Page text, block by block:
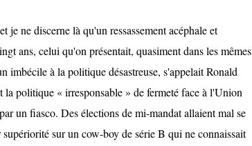
je ne discerne là qu'un ressassement acéphale et
ans, celui qu'on présentait, quasiment dans les mêmes
imbécile à la politique désastreuse, s'appelait Ronald
politique « irresponsable » de fermeté face à l'Union
un fiasco. Des élections de mi-mandat allaient mal se
supériorité sur un cow-boy de série B qui ne connaissait